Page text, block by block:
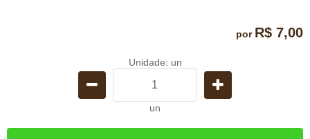
por R$ 7,00
Unidade: un
un